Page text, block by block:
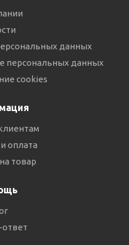
данных
персональных данных
cookies
оплата
товар